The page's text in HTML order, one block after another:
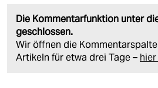
Die Kommentarfunktion unter
geschlossen.
Wir öffnen die
Artikeln für etwa drei Tage –